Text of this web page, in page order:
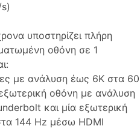
υποστηρίζει πλήρη
οθόνη σε 1
με ανάλυση έως 6K στα 60
οθόνη με ανάλυση
και μία εξωτερική
144 Hz μέσω HDMI